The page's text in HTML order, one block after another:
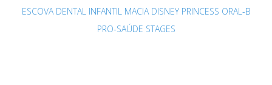
ESCOVA DENTAL INFANTIL MACIA DISNEY PRINCESS ORAL-B
PRO-SAÚDE STAGES